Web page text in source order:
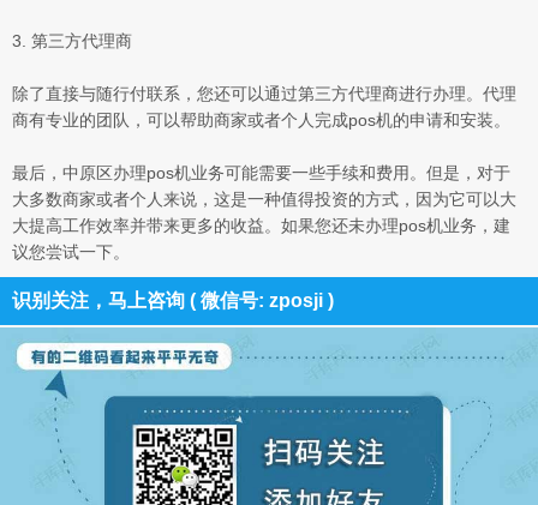
3. 第三方代理商
除了直接与随行付联系，您还可以通过第三方代理商进行办理。代理
商有专业的团队，可以帮助商家或者个人完成pos机的申请和安装。
最后，中原区办理pos机业务可能需要一些手续和费用。但是，对于
大多数商家或者个人来说，这是一种值得投资的方式，因为它可以大
大提高工作效率并带来更多的收益。如果您还未办理pos机业务，建
议您尝试一下。
识别关注，马上咨询 ( 微信号: zposji )